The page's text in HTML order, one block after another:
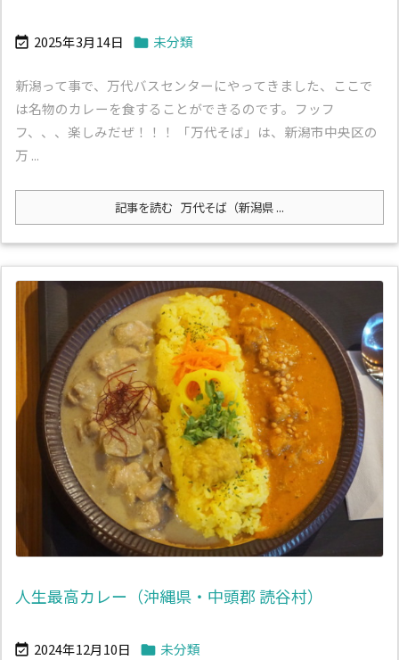
 2025年3月14日  未分類
新潟って事で、万代バスセンターにやってきました、ここで
は名物のカレーを食することができるのです。フッフ
フ、、、楽しみだぜ！！！ 「万代そば」は、新潟市中央区の
万 ...
記事を読む 万代そば（新潟県 ...
人生最高カレー（沖縄県・中頭郡 読谷村）
 2024年12月10日  未分類